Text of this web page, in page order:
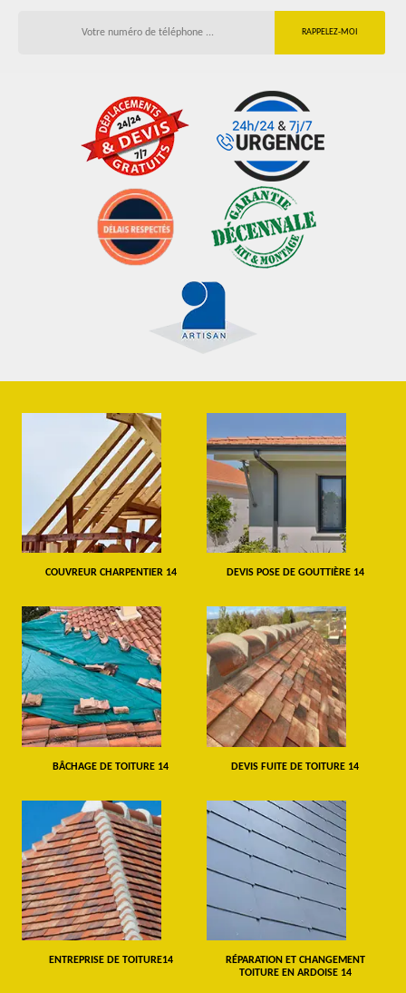
COUVREUR CHARPENTIER 14 DEVIS POSE DE GOUTTIÈRE 14
BÂCHAGE DE TOITURE 14 DEVIS FUITE DE TOITURE 14
ENTREPRISE DE TOITURE14
RÉPARATION ET CHANGEMENT
TOITURE EN ARDOISE 14